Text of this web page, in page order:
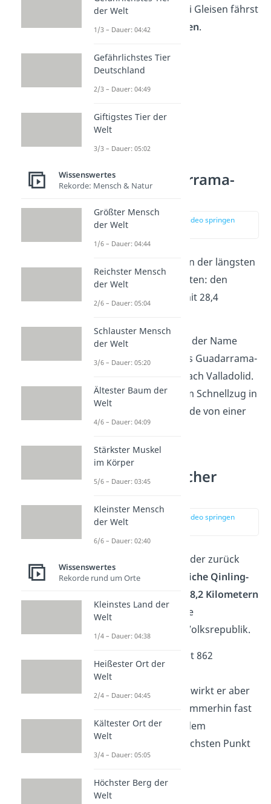
Tunnel mit seinen zwei Gleisen fährst
du nur noch20 Minuten.
Platz 7: Guadarrama-
zur Stelle im Video springen
Auch Spanien hat einen der längsten
Tunnel der Welt zu bieten: den
Guadarrama-Tunnel
mit 28,4
Der Tunnel führt – wie der Name
schon sagt – durch das Guadarrama-
Gebirge von Madrid nach Valladolid.
So kommst du mit dem Schnellzug in
weniger als einer Stunde von einer
Stadt in die andere.
Platz 8: Westlicher
zur Stelle im Video springen
Auf Platz 8 geht es wieder zurück
nach China. Der
Westliche Qinling-
28,2 Kilometern
Länge der zweitlängste
Eisenbahntunnel der Volksrepublik.
Als Teil einer insgesamt 862
Kilometer langen
Eisenbahnverbindung wirkt er aber
fast winzig. Das wäre immerhin fast
die Strecke zwischen dem
nördlichsten und südlichsten Punkt
in Deutschland.
der Welt
1/3 – Dauer: 04:42
Gefährlichstes Tier
Deutschland
2/3 – Dauer: 04:49
Giftigstes Tier der
Welt
3/3 – Dauer: 05:02
Wissenswertes
Rekorde: Mensch & Natur
Größter Mensch
der Welt
1/6 – Dauer: 04:44
Reichster Mensch
der Welt
2/6 – Dauer: 05:04
Schlauster Mensch
der Welt
3/6 – Dauer: 05:20
Ältester Baum der
Welt
4/6 – Dauer: 04:09
Stärkster Muskel
im Körper
5/6 – Dauer: 03:45
Kleinster Mensch
der Welt
6/6 – Dauer: 02:40
Wissenswertes
Rekorde rund um Orte
Kleinstes Land der
Welt
1/4 – Dauer: 04:38
Heißester Ort der
Welt
2/4 – Dauer: 04:45
Kältester Ort der
Welt
3/4 – Dauer: 05:05
Höchster Berg der
Welt